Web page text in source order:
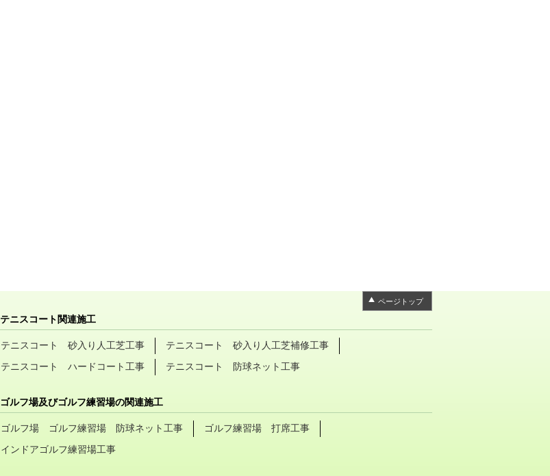
ページトップ
テニスコート関連施工
テニスコート 砂入り人工芝工事 テニスコート 砂入り人工芝補修工事
テニスコート ハードコート工事 テニスコート 防球ネット工事
ゴルフ場及びゴルフ練習場の関連施工
ゴルフ場 ゴルフ練習場 防球ネット工事 ゴルフ練習場 打席工事
インドアゴルフ練習場工事